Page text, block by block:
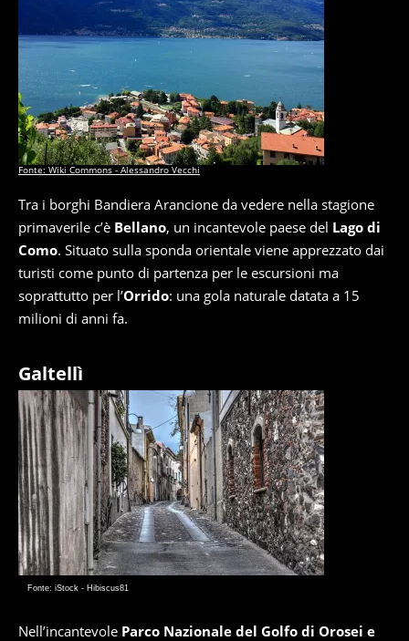
Fonte: Wiki Commons - Alessandro Vecchi
Tra i borghi Bandiera Arancione da vedere nella stagione
primaverile c’è Bellano, un incantevole paese del Lago di
Como. Situato sulla sponda orientale viene apprezzato dai
turisti come punto di partenza per le escursioni ma
soprattutto per l’Orrido: una gola naturale datata a 15
milioni di anni fa.
Galtellì
Fonte: iStock - Hibiscus81
Nell’incantevole Parco Nazionale del Golfo di Orosei e